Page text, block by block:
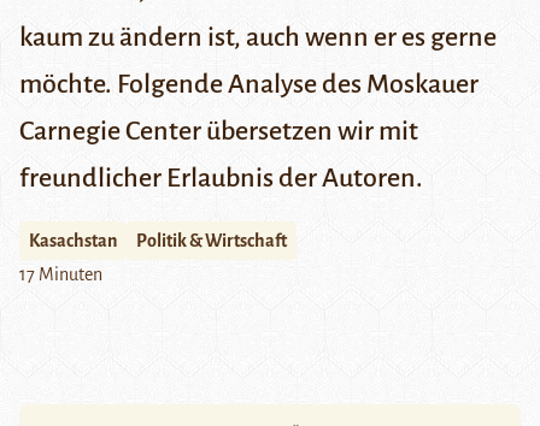
kaum zu ändern ist, auch wenn er es gerne
möchte. Folgende Analyse des Moskauer
Carnegie Center übersetzen wir mit
freundlicher Erlaubnis der Autoren.
Kasachstan
Politik & Wirtschaft
17 Minuten